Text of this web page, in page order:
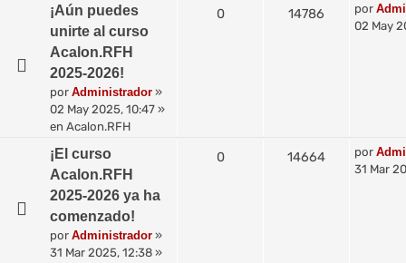
¡Aún puedes
unirte al curso
Acalon.RFH
2025-2026!
por Administrador »
02 May 2025, 10:47 »
en Acalon.RFH
0 14786 por
02 May
¡El curso
Acalon.RFH
2025-2026 ya ha
comenzado!
por Administrador »
31 Mar 2025, 12:38 »
0 14664 por
31 Mar